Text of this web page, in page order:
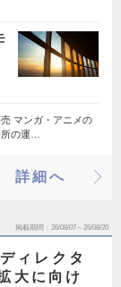
マンガ・アニメの
の運…
詳細へ
掲載期間 26/08/07～26/08/20
ィレクタ
大に向け